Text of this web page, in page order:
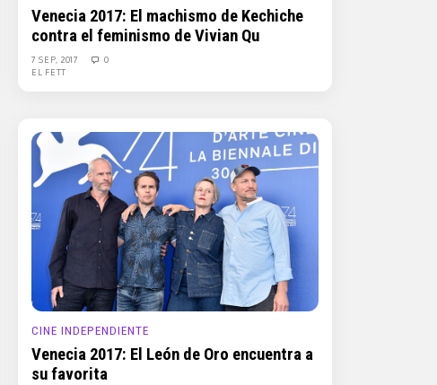
Venecia 2017: El machismo de Kechiche
contra el feminismo de Vivian Qu
7 SEP, 2017
0
EL FETT
CINE INDEPENDIENTE
Venecia 2017: El León de Oro encuentra a
su favorita